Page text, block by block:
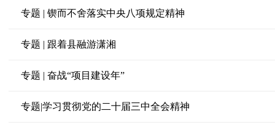
专题 | 锲而不舍落实中央八项规定精神
专题 | 跟着县融游潇湘
专题 | 奋战“项目建设年”
专题|学习贯彻党的二十届三中全会精神